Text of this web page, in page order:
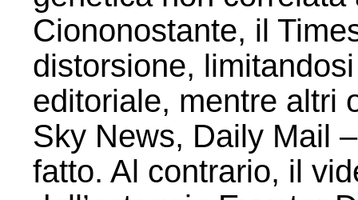
Ciononostante, il
distorsione,
editoriale, mentre altri
Sky News, Daily Mail
fatto. Al contrario, il